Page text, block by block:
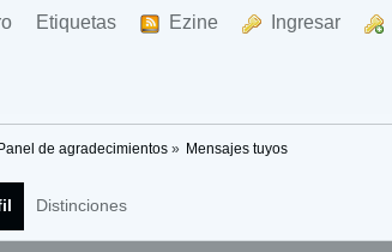
Etiquetas Ezine Ingresar
Panel de agradecimientos» Mensajes tuyos
Distinciones